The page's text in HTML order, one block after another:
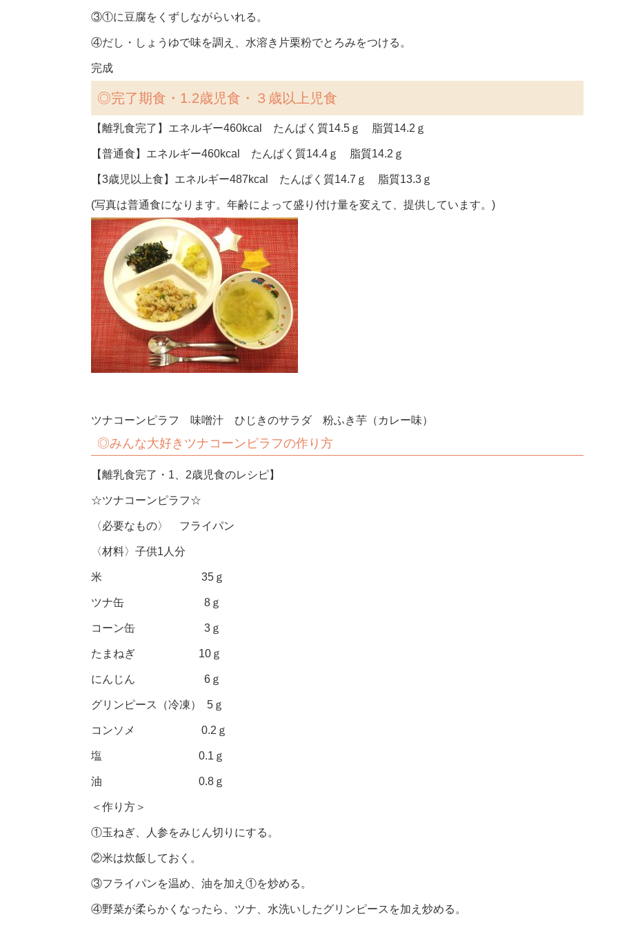
③①に豆腐をくずしながらいれる。
④だし・しょうゆで味を調え、水溶き片栗粉でとろみをつける。
完成
◎完了期食・1.2歳児食・３歳以上児食
【離乳食完了】エネルギー460kcal たんぱく質14.5ｇ 脂質14.2ｇ
【普通食】エネルギー460kcal たんぱく質14.4ｇ 脂質14.2ｇ
【3歳児以上食】エネルギー487kcal たんぱく質14.7ｇ 脂質13.3ｇ
(写真は普通食になります。年齢によって盛り付け量を変えて、提供しています。)
ツナコーンピラフ 味噌汁 ひじきのサラダ 粉ふき芋（カレー味）
◎みんな大好きツナコーンピラフの作り方
【離乳食完了・1、2歳児食のレシピ】
☆ツナコーンピラフ☆
〈必要なもの〉 フライパン
〈材料〉子供1人分
米 35ｇ
ツナ缶 8ｇ
コーン缶 3ｇ
たまねぎ 10ｇ
にんじん 6ｇ
グリンピース（冷凍） 5ｇ
コンソメ 0.2ｇ
塩 0.1ｇ
油 0.8ｇ
＜作り方＞
①玉ねぎ、人参をみじん切りにする。
②米は炊飯しておく。
③フライパンを温め、油を加え①を炒める。
④野菜が柔らかくなったら、ツナ、水洗いしたグリンピースを加え炒める。